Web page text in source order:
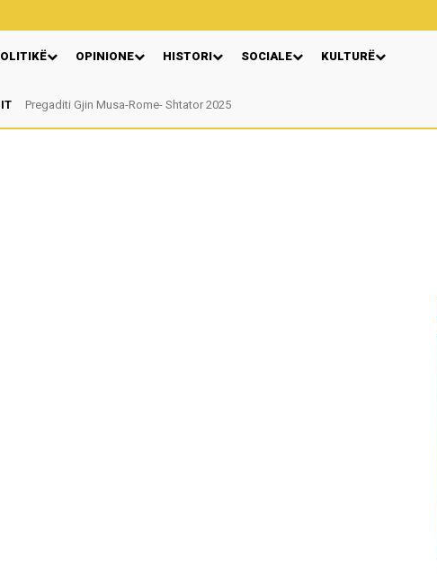
OPINIONE HISTORI SOCIALE KULTURË
Pregaditi Gjin Musa-Rome- Shtator 2025
Nga: Ndue Dedaj